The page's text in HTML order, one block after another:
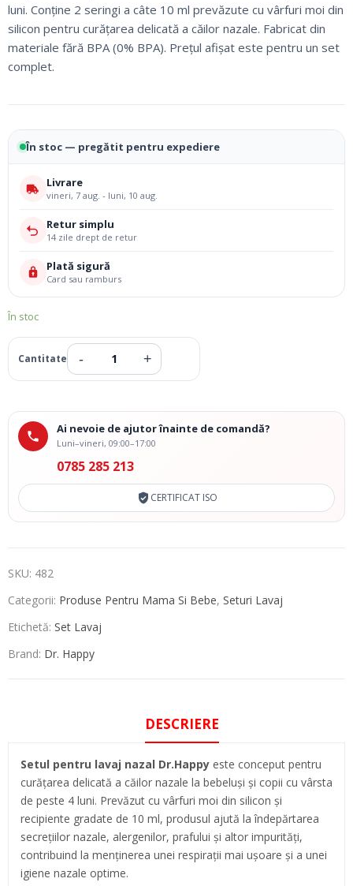
luni. Conține 2 seringi a câte 10 ml prevăzute cu vârfuri moi din
silicon pentru curățarea delicată a căilor nazale. Fabricat din
materiale fără BPA (0% BPA). Prețul afișat este pentru un set
complet.
În stoc — pregătit pentru expediere
Livrare
vineri, 7 aug. - luni, 10 aug.
Retur simplu
14 zile drept de retur
Plată sigură
Card sau ramburs
În stoc
Ai nevoie de ajutor înainte de comandă?
Luni–vineri, 09:00–17:00
0785 285 213
CERTIFICAT ISO
SKU: 482
Categorii: Produse Pentru Mama Si Bebe, Seturi Lavaj
Etichetă: Set Lavaj
Brand: Dr. Happy
DESCRIERE
Setul pentru lavaj nazal Dr.Happy este conceput pentru
curățarea delicată a căilor nazale la bebeluși și copii cu vârsta
de peste 4 luni. Prevăzut cu vârfuri moi din silicon și
recipiente gradate de 10 ml, produsul ajută la îndepărtarea
secrețiilor nazale, alergenilor, prafului și altor impurități,
contribuind la menținerea unei respirații mai ușoare și a unei
igiene nazale optime.